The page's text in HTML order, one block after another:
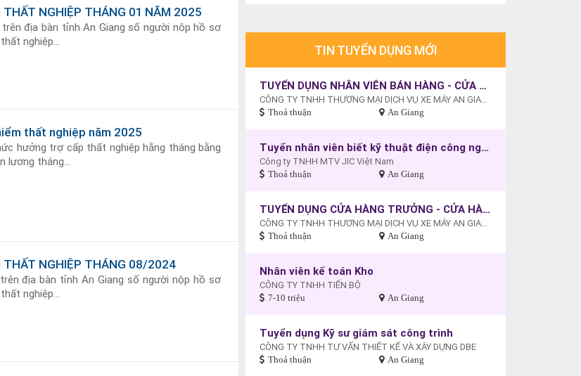
NGHIỆP THÁNG 01 NĂM 2025
địa bàn tỉnh An Giang số người nộp hồ sơ
nghiệp...
thất nghiệp năm 2025
hưởng trợ cấp thất nghiệp hằng tháng bằng
lương tháng...
THẤT NGHIỆP THÁNG 08/2024
địa bàn tỉnh An Giang số người nộp hồ sơ
nghiệp...
TIN TUYỂN DỤNG MỚI
TUYỂN DỤNG NHÂN VIÊN BÁN HÀNG - CỬA HÀNG XE MÁY - XE ĐIỆN AN HÒA , AN GIANG
CÔNG TY TNHH THƯƠNG MẠI DỊCH VỤ XE MÁY AN GIANG (YADEA AN HÒA - AN GIANG).
Thoả thuận An Giang
Tuyển nhân viên biết kỹ thuật điện công nghiệp
Công ty TNHH MTV JIC Việt Nam
Thoả thuận An Giang
TUYỂN DỤNG CỬA HÀNG TRƯỞNG - CỬA HÀNG XE MÁY - XE ĐIỆN AN HÒA, AN GIANG
CÔNG TY TNHH THƯƠNG MẠI DỊCH VỤ XE MÁY AN GIANG (YADEA AN HÒA - AN GIANG).
Thoả thuận An Giang
Nhân viên kế toán Kho
CÔNG TY TNHH TIẾN BỘ
7-10 triệu An Giang
Tuyển dụng Kỹ sư giám sát công trình
CÔNG TY TNHH TƯ VẤN THIẾT KẾ VÀ XÂY DỰNG DBE
Thoả thuận An Giang